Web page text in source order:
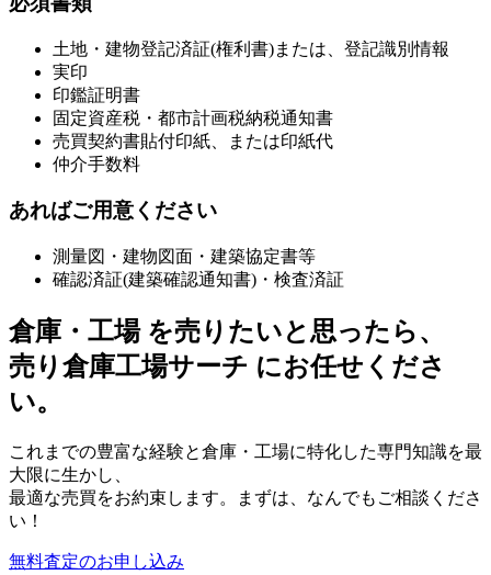
土地・建物登記済証(権利書)または、登記識別情報
実印
印鑑証明書
固定資産税・都市計画税納税通知書
売買契約書貼付印紙、または印紙代
仲介手数料
あればご用意ください
測量図・建物図面・建築協定書等
確認済証(建築確認通知書)・検査済証
倉庫 ・ 工場 を売りたいと思ったら、
売り倉庫工場サーチ にお任せくださ
い。
これまでの豊富な経験と倉庫・工場に特化した専門知識を最
大限に生かし、
最適な売買をお約束します。まずは、なんでもご相談くださ
い！
無料査定のお申し込み